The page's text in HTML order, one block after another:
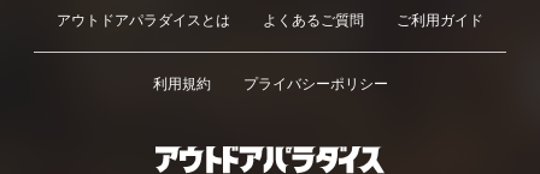
アウトドアパラダイスとは よくあるご質問 ご利用ガイド
利用規約 プライバシーポリシー